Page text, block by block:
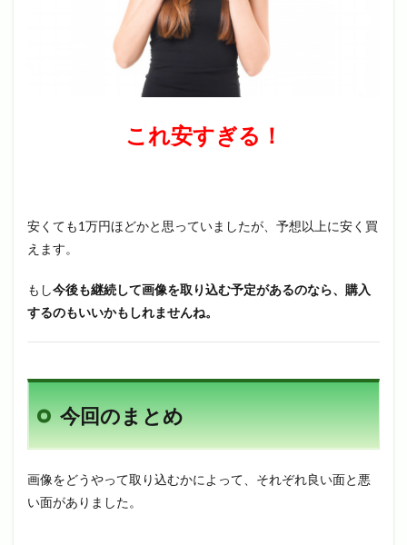
これ安すぎる！
安くても1万円ほどかと思っていましたが、予想以上に安く買
えます。
もし今後も継続して画像を取り込む予定があるのなら、購入
するのもいいかもしれませんね。
今回のまとめ
画像をどうやって取り込むかによって、それぞれ良い面と悪
い面がありました。